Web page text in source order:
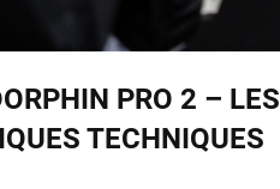
PRO 2 – LES
TECHNIQUES